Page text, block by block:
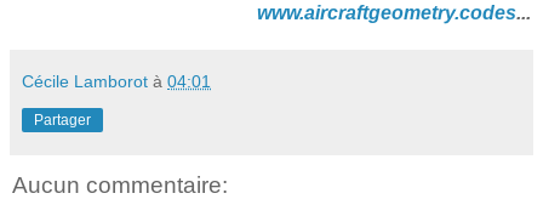
www.aircraftgeometry.codes...
Cécile Lamborot à 04:01
Partager
Aucun commentaire: